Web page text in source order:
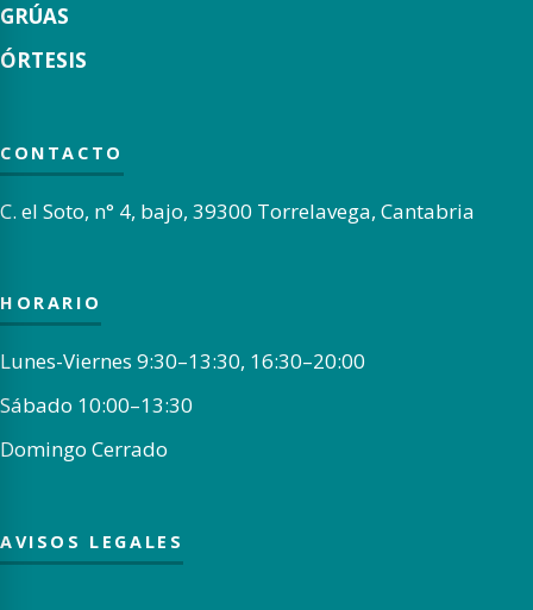
GRÚAS
ÓRTESIS
CONTACTO
C. el Soto, n° 4, bajo, 39300 Torrelavega, Cantabria
HORARIO
Lunes-Viernes 9:30–13:30, 16:30–20:00
Sábado 10:00–13:30
Domingo Cerrado
AVISOS LEGALES